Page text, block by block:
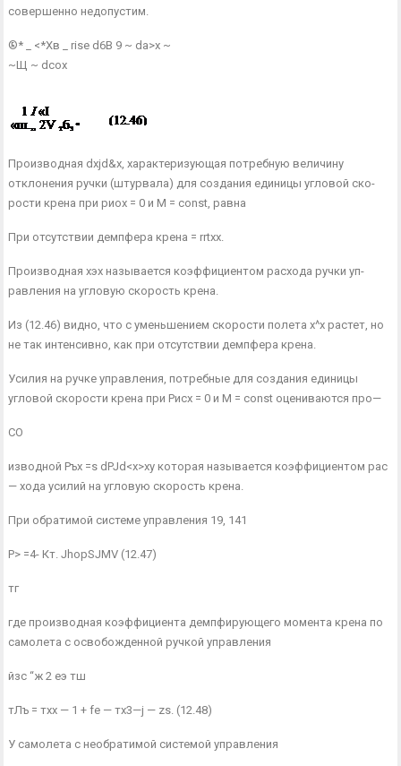
совершенно недопустим.
®* _ <*Хв _ rise d6B 9 ~ da>x ~
~Щ ~ dcox
Производная dxjd&x, характеризующая потребную величину
отклонения ручки (штурвала) для создания единицы угловой ско­
рости крена при риох = 0 и М = const, равна
При отсутствии демпфера крена = rrtxx.
Производная хэх называется коэффициентом расхода ручки уп­
равления на угловую скорость крена.
Из (12.46) видно, что с уменьшением скорости полета х^х растет, но
не так интенсивно, как при отсутствии демпфера крена.
Усилия на ручке управления, потребные для создания единицы
угловой скорости крена при Рисх = 0 и М = const оцениваются про—
СО
изводной Ръх =s dPJd<x>xy которая называется коэффициентом рас
— хода усилий на угловую скорость крена.
При обратимой системе управления 19, 141
Р> =4- Кт. JhopSJMV (12.47)
тг
где производная коэффициента демпфирующего момента крена по
самолета с освобожденной ручкой управления
йзс “ж 2 еэ тш
тЛъ = тхх — 1 + fe — тх3—j — zs. (12.48)
У самолета с необратимой системой управления